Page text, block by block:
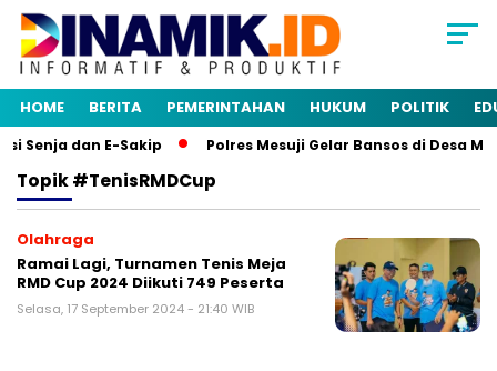
HOME BERITA PEMERINTAHAN HUKUM POLITIK
Senja dan E-Sakip Polres Mesuji Gelar Bansos di Desa
Topik#tenisRMDCup
Olahraga
Ramai Lagi, Turnamen Tenis Meja
RMD Cup 2024 Diikuti 749 Peserta
Selasa, 17 September 2024 - 21:40 WIB